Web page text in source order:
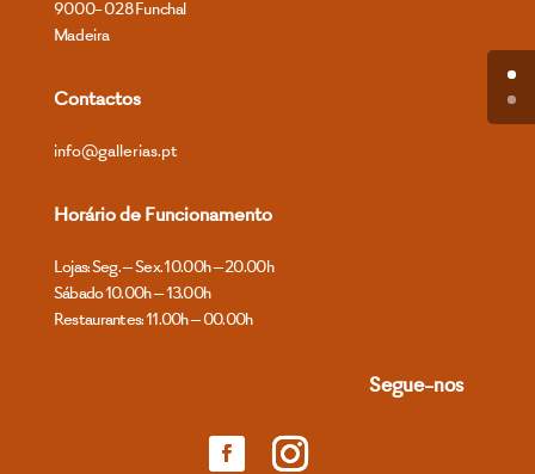
9000- 028 Funchal
Madeira
Contactos
info@gallerias.pt
Horário de Funcionamento
Lojas: Seg. – Sex. 10.00h – 20.00h
Sábado 10.00h – 13.00h
Restaurantes: 11.00h – 00.00h
Segue-nos